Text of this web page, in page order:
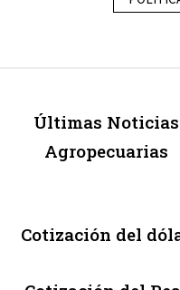
Últimas Noticias
Agropecuarias
Cotización del